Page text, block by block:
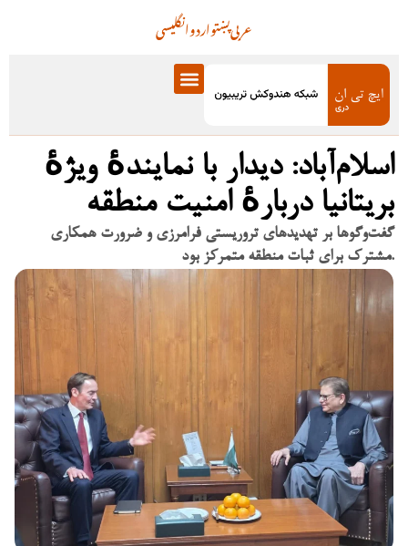
انگلیسیاردوپښتوعربی
اسلام‌آباد: دیدار با نمایندهٔ ویژهٔ
بریتانیا دربارهٔ امنیت منطقه
گفت‌وگوها بر تهدیدهای تروریستی فرامرزی و ضرورت همکاری
مشترک برای ثبات منطقه متمرکز بود.